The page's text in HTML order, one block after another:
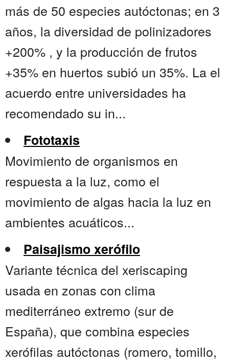
más de 50 especies autóctonas; en 3
años, la diversidad de polinizadores
+200% , y la producción de frutos
+35% en huertos subió un 35%. La el
acuerdo entre universidades ha
recomendado su in...
Fototaxis
Movimiento de organismos en
respuesta a la luz, como el
movimiento de algas hacia la luz en
ambientes acuáticos...
Paisajismo xerófilo
Variante técnica del xeriscaping
usada en zonas con clima
mediterráneo extremo (sur de
España), que combina especies
xerófilas autóctonas (romero, tomillo,